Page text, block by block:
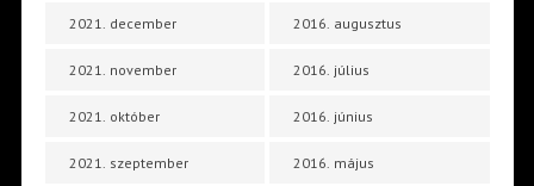
2021. december
2021. november
2021. október
2021. szeptember
2016. augusztus
2016. július
2016. június
2016. május